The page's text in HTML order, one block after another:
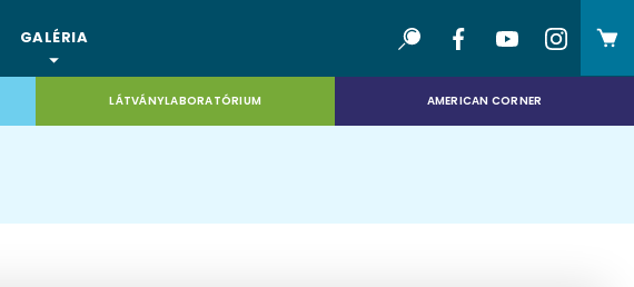
GALÉRIA
LÁTVÁNYLABORATÓRIUM AMERICAN CORNER